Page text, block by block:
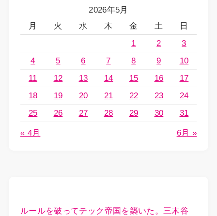
2026年5月
月
火 水 木 金 土
日
1
2
3
4
5 6 7 8 9
10
11
12 13 14 15 16
17
18
19 20 21 22 23
24
25
26 27 28 29 30 31
« 4月 6月 »
ルールを破ってテック帝国を築いた。三木谷